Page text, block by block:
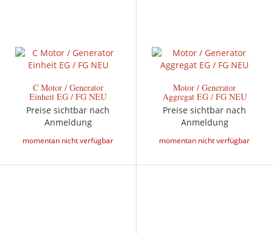
C Motor / Generator
Einheit EG / FG NEU
Preise sichtbar nach
Anmeldung
momentan nicht verfügbar
Motor / Generator
Aggregat EG / FG NEU
Preise sichtbar nach
Anmeldung
momentan nicht verfügbar